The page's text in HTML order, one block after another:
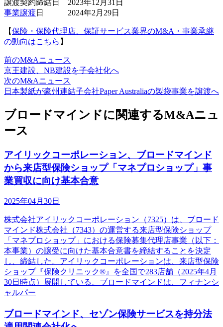
譲渡契約締結日 2023年12月31日
事業譲渡日 2024年2月29日
【保険・保険代理店、保証サービス業界のM&A・事業承継
の動向はこちら 】
前のM&Aニュース
京王建設、NB建設を子会社化へ
次のM&Aニュース
日本製紙が豪州連結子会社Paper Australiaの製袋事業を譲渡へ
ブロードマインドに関連するM&Aニュ
ース
アイリックコーポレーション、ブロードマインド
から来店型保険ショップ「マネプロショップ」事
業買収に向け基本合意
2025年04月30日
株式会社アイリックコーポレーション（7325）は、ブロード
マインド株式会社（7343）の運営する来店型保険ショップ
「マネプロショップ」における保険募集代理店事業（以下：
本事業）の譲受に向けた基本合意書を締結することを決定
し、締結した。アイリックコーポレーションは、来店型保険
ショップ『保険クリニック®』を全国で283店舗（2025年4月
30日時点）展開している。ブロードマインドは、フィナンシ
ャルパー
ブロードマインド、セゾン保険サービスを持分法